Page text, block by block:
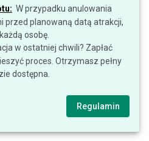
W przypadku anulowania
przed planowaną datą atrakcji,
osobę.
w ostatniej chwili? Zapłać
proces. Otrzymasz pełny
dostępna.
Regulamin